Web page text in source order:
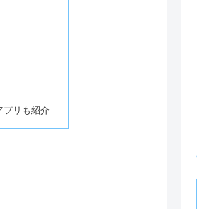
プリも紹介